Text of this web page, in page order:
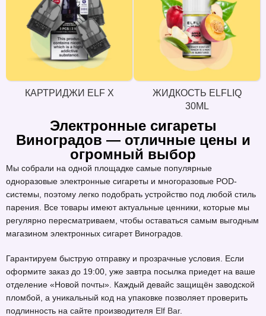
КАРТРИДЖИ ELF X
ЖИДКОСТЬ ELFLIQ
30ML
Электронные сигареты
Виноградов — отличные цены и
огромный выбор
Мы собрали на одной площадке самые популярные
одноразовые электронные сигареты и многоразовые POD-
системы, поэтому легко подобрать устройство под любой стиль
парения. Все товары имеют актуальные ценники, которые мы
регулярно пересматриваем, чтобы оставаться самым выгодным
магазином электронных сигарет Виноградов.
Гарантируем быструю отправку и прозрачные условия. Если
оформите заказ до 19:00, уже завтра посылка приедет на ваше
отделение «Новой почты». Каждый девайс защищён заводской
пломбой, а уникальный код на упаковке позволяет проверить
подлинность на сайте производителя Elf Bar.